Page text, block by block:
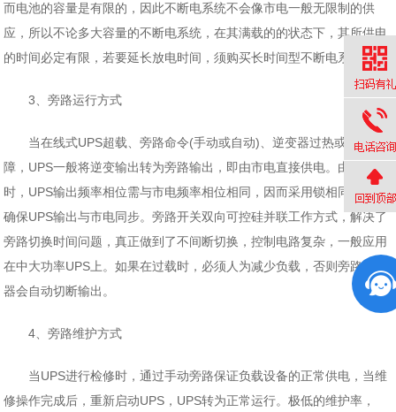
而电池的容量是有限的，因此不断电系统不会像市电一般无限制的供
应，所以不论多大容量的不断电系统，在其满载的的状态下，其所供电
的时间必定有限，若要延长放电时间，须购买长时间型不断电系统。
3、旁路运行方式
当在线式UPS超载、旁路命令(手动或自动)、逆变器过热或机器故
障，UPS一般将逆变输出转为旁路输出，即由市电直接供电。由于旁路
时，UPS输出频率相位需与市电频率相位相同，因而采用锁相同步技术
确保UPS输出与市电同步。旁路开关双向可控硅并联工作方式，解决了
旁路切换时间问题，真正做到了不间断切换，控制电路复杂，一般应用
在中大功率UPS上。如果在过载时，必须人为减少负载，否则旁路短路
器会自动切断输出。
4、旁路维护方式
当UPS进行检修时，通过手动旁路保证负载设备的正常供电，当维
修操作完成后，重新启动UPS，UPS转为正常运行。极低的维护率，